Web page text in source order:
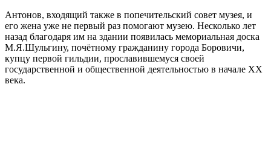
Антонов, входящий также в попечительский совет музея, и
его жена уже не первый раз помогают музею. Несколько лет
назад благодаря им на здании появилась мемориальная доска
М.Я.Шульгину, почётному гражданину города Боровичи,
купцу первой гильдии, прославившемуся своей
государственной и общественной деятельностью в начале XX
века.